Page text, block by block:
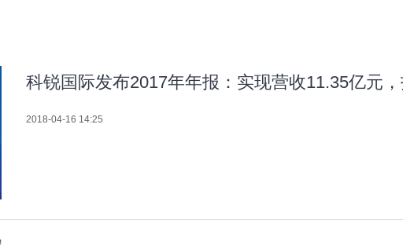
科锐国际发布2017年年报：实现营收11.35亿元
2018-04-16 14:25